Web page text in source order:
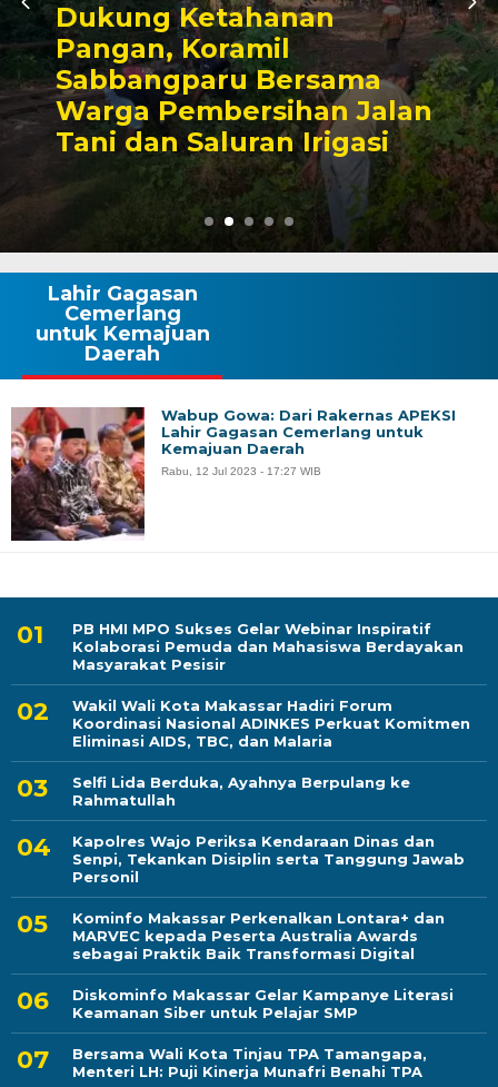
Kunjungan Audiensi
Bupati Wajo,
Komitmen Perkuat
Kamtibmas dan
Pembangunan
PB HMI MPO Sukses Gelar Webinar Inspiratif
Kolaborasi Pemuda dan Mahasiswa Berdayakan
Masyarakat Pesisir
Wakil Wali Kota Makassar Hadiri Forum
Koordinasi Nasional ADINKES Perkuat Komitmen
Eliminasi AIDS, TBC, dan Malaria
Selfi Lida Berduka, Ayahnya Berpulang ke
Rahmatullah
Kapolres Wajo Periksa Kendaraan Dinas dan
Senpi, Tekankan Disiplin serta Tanggung Jawab
Personil
Kominfo Makassar Perkenalkan Lontara+ dan
MARVEC kepada Peserta Australia Awards
sebagai Praktik Baik Transformasi Digital
Diskominfo Makassar Gelar Kampanye Literasi
Keamanan Siber untuk Pelajar SMP
Bersama Wali Kota Tinjau TPA Tamangapa,
Menteri LH: Puji Kinerja Munafri Benahi TPA
Lahir Gagasan
Cemerlang
untuk Kemajuan
Daerah
Wabup Gowa: Dari Rakernas APEKSI
Lahir Gagasan Cemerlang untuk
Kemajuan Daerah
Rabu, 12 Jul 2023 - 17:27 WIB